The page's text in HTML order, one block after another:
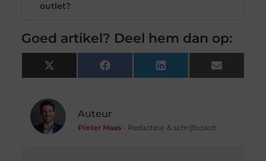
outlet?
Goed artikel? Deel hem dan op:
X
(Twitter)
Facebook LinkedIn Email
Auteur
Pieter Maas- Redacteur & schrijfcoach